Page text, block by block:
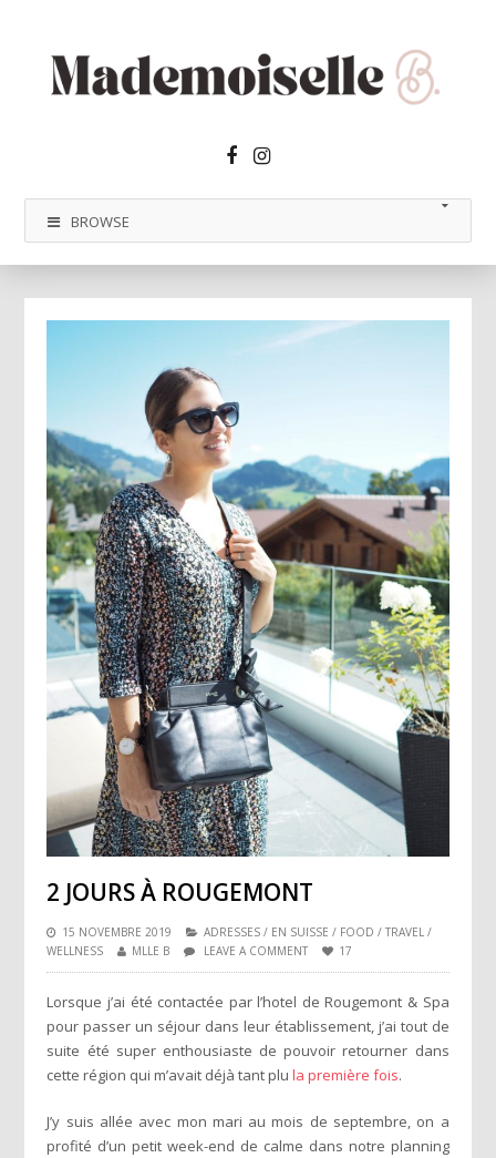
Facebook2
Instagram
BROWSE
2 JOURS À ROUGEMONT
15 NOVEMBRE 2019 ADRESSES / EN SUISSE / FOOD /TRAVEL /
WELLNESS
MLLE B LEAVE A COMMENT 17
Lorsque j’ai été contactée par l’hotel de Rougemont & Spa
pour passer un séjour dans leur établissement, j’ai tout de
suite été super enthousiaste de pouvoir retourner dans
cette région qui m’avait déjà tant plula première fois.
J’y suis allée avec mon mari au mois de septembre, on a
profité d’un petit week-end de calme dans notre planning